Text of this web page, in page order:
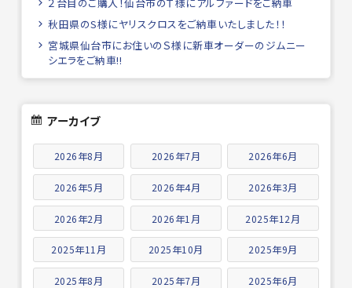
秋田県のS様にヤリスクロスをご納車いたしました！！
宮城県仙台市にお住いのＳ様に新車オーダーのジムニー
シエラをご納車!!
アーカイブ
2026年8月 2026年7月 2026年6月
2026年5月 2026年4月 2026年3月
2026年2月 2026年1月 2025年12月
2025年11月 2025年10月 2025年9月
2025年8月 2025年7月 2025年6月